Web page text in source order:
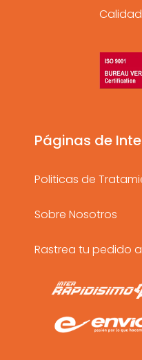
s
t
a
g
a
m
Páginas de
Politicas de
Sobre Nosotros
Rastrea tu pedido